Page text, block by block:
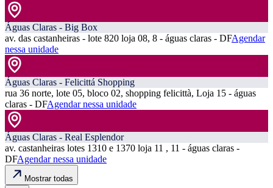
Águas Claras - Big Box
av. das castanheiras - lote 820 loja 08, 8 - águas claras - DFAgendar
nessa unidade
Águas Claras - Felicittá Shopping
rua 36 norte, lote 05, bloco 02, shopping felicittà, Loja 15 - águas
claras - DFAgendar nessa unidade
Águas Claras - Real Esplendor
av. castanheiras lotes 1310 e 1370 loja 11 , 11 - águas claras -
DFAgendar nessa unidade
Mostrar todas